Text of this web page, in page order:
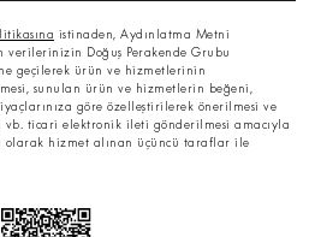
istinaden, Aydınlatma Metni
verilerinizin Doğuş Perakende Grubu
geçilerek ürün ve hizmetlerinin
sunulan ürün ve hizmetlerin beğeni,
göre özelleştirilerek önerilmesi ve
vb. ticari elektronik ileti gönderilmesi amacıyla
olarak hizmet alınan üçüncü taraflar ile